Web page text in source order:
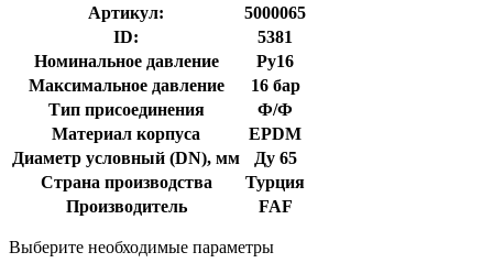
Артикул:
5000065
ID:
5381
Номинальное давление
Ру16
Максимальное давление
16 бар
Тип присоединения
Ф/Ф
Материал корпуса
EPDM
Диаметр условный (DN), мм
Ду 65
Страна производства
Турция
Производитель
FAF
Выберите необходимые параметры